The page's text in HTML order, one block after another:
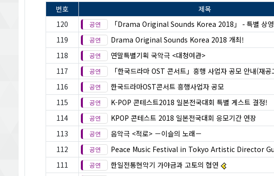
번호
제목
120
「Drama Original Sounds Korea 2018」 - 특별 상
119
Drama Original Sounds Korea 2018 개최!
118
연말특별기획 국악극 <대청여관>
117
「한국드라마 OST 콘서트」흥행 사업자 공모 안내(재공
116
한국드라마OST콘서트 흥행사업자 공모
115
K-POP 콘테스트2018 일본전국대회 특별 게스트 결정!
114
KPOP 콘테스트 2018 일본전국대회 응모기간 연장
113
음악극 <적로> －이슬의 노래－
112
Peace Music Festival in Tokyo Artistic Director
111
한일전통현악기 가야금과 고토의 협연